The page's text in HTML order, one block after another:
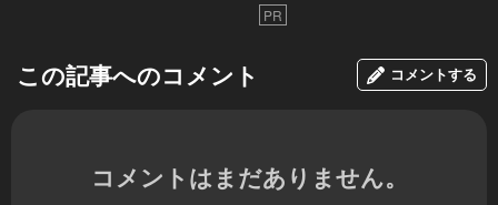
PR
この記事へのコメント コメントする
コメントはまだありません。